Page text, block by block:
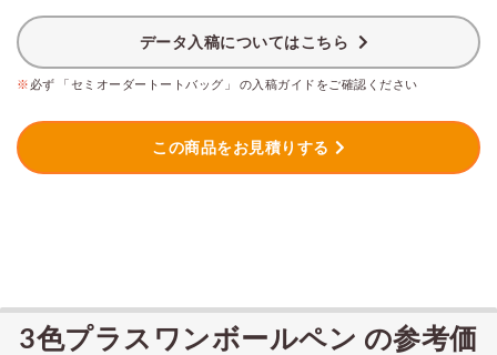
データ入稿についてはこちら
※ 必ず 「セミオーダートートバッグ」 の入稿ガイドをご確認ください
この商品をお見積りする
3色プラスワンボールペン の参考価